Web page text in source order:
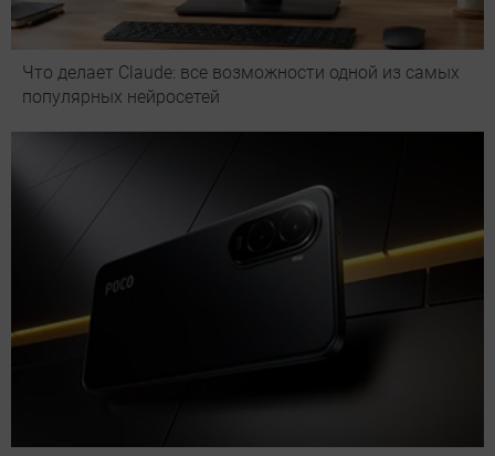
Что делает Сlaude: все возможности одной из самых
популярных нейросетей